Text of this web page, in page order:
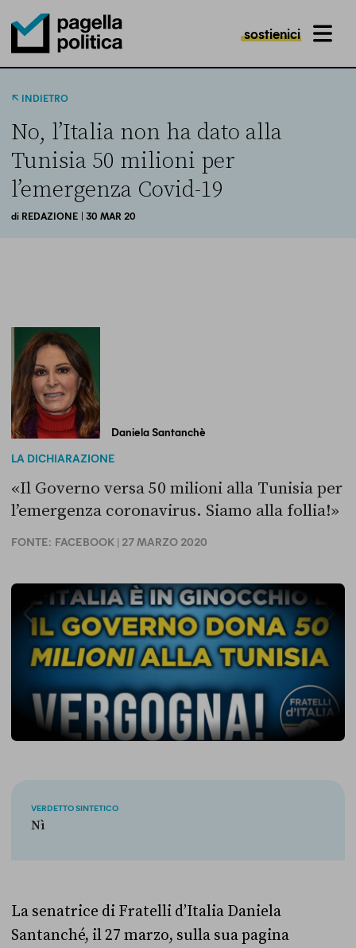
Pagella Politica Logo
sostienici MENU
INDIETRO
No, l’Italia non ha dato alla
Tunisia 50 milioni per
l’emergenza Covid-19
di REDAZIONE | 30 MAR 20
Daniela Santanchè
LA DICHIARAZIONE
«Il Governo versa 50 milioni alla Tunisia per
l’emergenza coronavirus. Siamo alla follia!»
FONTE: FACEBOOK | 27 MARZO 2020
VERDETTO SINTETICO
Nì
La senatrice di Fratelli d’Italia Daniela
Santanché, il 27 marzo, sulla sua pagina